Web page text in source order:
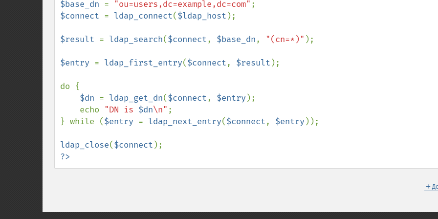
$base_dn = "ou=users,dc=example,dc=com"
$connect = ldap_connect($ldap_host );
$result = ldap_search($connect, $base_dn, "(cn=*)" );
$entry = ldap_first_entry($connect, $result );
do {
$dn = ldap_get_dn($connect, $entry );
    echo
"DN is $dn\n" ;
} while ($entry = ldap_next_entry($connect, $entry ));
ldap_close($connect
?>
＋